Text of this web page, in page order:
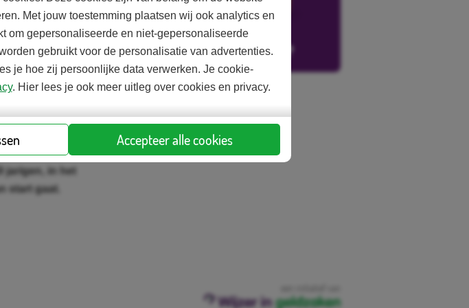
jij je GELD de
door
heeft 39% van
bespaard en
met
beïnvloedbaar
via een
de Baas?’ in
jarigen, in het
start gaat.
Met jouw toestemming plaatsen wij ook analytics en
om gepersonaliseerde en niet-gepersonaliseerde
gebruikt voor de personalisatie van advertenties.
je hoe zij persoonlijke data verwerken. Je cookie-
. Hier lees je ook meer uitleg over cookies en privacy.
Accepteer alle cookies